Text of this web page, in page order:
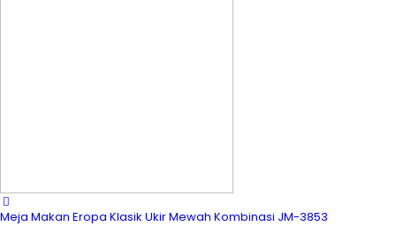
Meja Makan Eropa Klasik Ukir Mewah Kombinasi JM-3853